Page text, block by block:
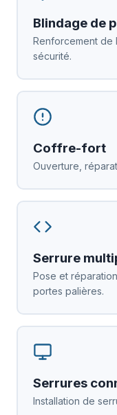
Blindage de
Renforcement
sécurité.
Coffre-fort
Ouverture,
Serrure
Pose et
portes palières.
Serrures
Installation de